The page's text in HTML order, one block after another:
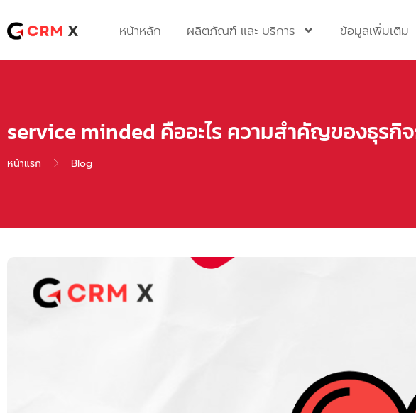
to
content
หน้าหลัก ผลิตภัณฑ์ และ บริการ ข้อมูลเพิ่มเติม
service minded คืออะไร ความสำคัญของธุรกิ
หน้าแรก Blog